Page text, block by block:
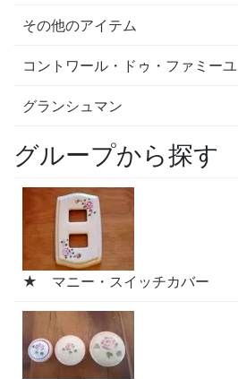
その他のアイテム
コントワール・ドゥ・ファミーユ
グランシュマン
グループから探す
★ マニー・スイッチカバー